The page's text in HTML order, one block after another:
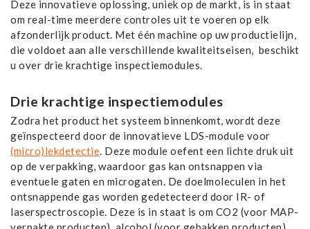
Deze innovatieve oplossing, uniek op de markt, is in staat
om real-time meerdere controles uit te voeren op elk
afzonderlijk product. Met één machine op uw productielijn,
die voldoet aan alle verschillende kwaliteitseisen, beschikt
u over drie krachtige inspectiemodules.
Drie krachtige inspectiemodules
Zodra het product het systeem binnenkomt, wordt deze
geïnspecteerd door de innovatieve LDS-module voor
(micro)lekdetectie. Deze module oefent een lichte druk uit
op de verpakking, waardoor gas kan ontsnappen via
eventuele gaten en microgaten. De doelmoleculen in het
ontsnappende gas worden gedetecteerd door IR- of
laserspectroscopie. Deze is in staat is om CO2 (voor MAP-